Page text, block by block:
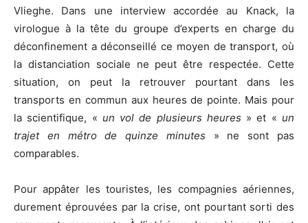
Vlieghe. Dans une interview accordée au Knack, la
virologue à la tête du groupe d’experts en charge du
déconfinement a déconseillé ce moyen de transport, où
la distanciation sociale ne peut être respectée. Cette
situation, on peut la retrouver pourtant dans les
transports en commun aux heures de pointe. Mais pour
la scientifique, « un vol de plusieurs heures » et « un
trajet en métro de quinze minutes » ne sont pas
comparables.
Pour appâter les touristes, les compagnies aériennes,
durement éprouvées par la crise, ont pourtant sorti des